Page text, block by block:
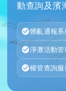
動查詢及濱
髒亂通報系
淨灘活動管
權管查詢服